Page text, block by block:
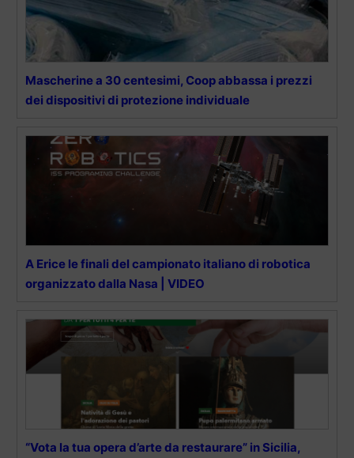
Mascherine a 30 centesimi, Coop abbassa i prezzi
dei dispositivi di protezione individuale
A Erice le finali del campionato italiano di robotica
organizzato dalla Nasa | VIDEO
“Vota la tua opera d’arte da restaurare” in Sicilia,